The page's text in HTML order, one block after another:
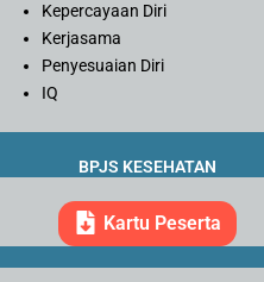
Kepercayaan Diri
Kerjasama
Penyesuaian Diri
IQ
BPJS KESEHATAN
Kartu Peserta